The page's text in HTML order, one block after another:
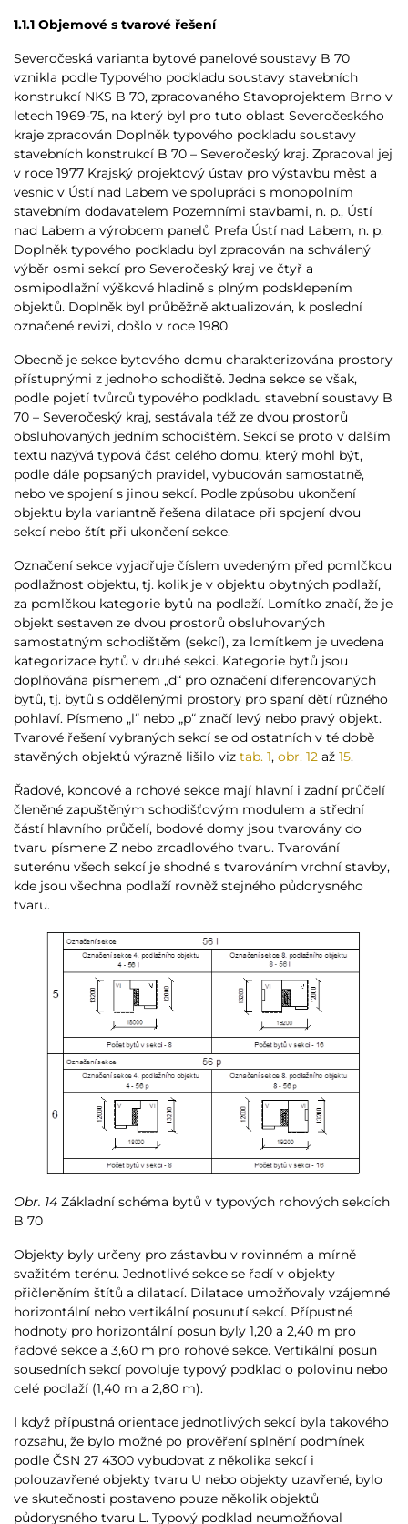
1.1.1 Objemové s tvarové řešení
Severočeská varianta bytové panelové soustavy B 70
vznikla podle Typového podkladu soustavy stavebních
konstrukcí NKS B 70, zpracovaného Stavoprojektem Brno v
letech 1969-75, na který byl pro tuto oblast Severočeského
kraje zpracován Doplněk typového podkladu soustavy
stavebních konstrukcí B 70 – Severočeský kraj. Zpracoval jej
v roce 1977 Krajský projektový ústav pro výstavbu měst a
vesnic v Ústí nad Labem ve spolupráci s monopolním
stavebním dodavatelem Pozemními stavbami, n. p., Ústí
nad Labem a výrobcem panelů Prefa Ústí nad Labem, n. p.
Doplněk typového podkladu byl zpracován na schválený
výběr osmi sekcí pro Severočeský kraj ve čtyř a
osmipodlažní výškové hladině s plným podsklepením
objektů. Doplněk byl průběžně aktualizován, k poslední
označené revizi, došlo v roce 1980.
Obecně je sekce bytového domu charakterizována prostory
přístupnými z jednoho schodiště. Jedna sekce se však,
podle pojetí tvůrců typového podkladu stavební soustavy B
70 – Severočeský kraj, sestávala též ze dvou prostorů
obsluhovaných jedním schodištěm. Sekcí se proto v dalším
textu nazývá typová část celého domu, který mohl být,
podle dále popsaných pravidel, vybudován samostatně,
nebo ve spojení s jinou sekcí. Podle způsobu ukončení
objektu byla variantně řešena dilatace při spojení dvou
sekcí nebo štít při ukončení sekce.
Označení sekce vyjadřuje číslem uvedeným před pomlčkou
podlažnost objektu, tj. kolik je v objektu obytných podlaží,
za pomlčkou kategorie bytů na podlaží. Lomítko značí, že je
objekt sestaven ze dvou prostorů obsluhovaných
samostatným schodištěm (sekcí), za lomítkem je uvedena
kategorizace bytů v druhé sekci. Kategorie bytů jsou
doplňována písmenem „d“ pro označení diferencovaných
bytů, tj. bytů s oddělenými prostory pro spaní dětí různého
pohlaví. Písmeno „l“ nebo „p“ značí levý nebo pravý objekt.
Tvarové řešení vybraných sekcí se od ostatních v té době
stavěných objektů výrazně lišilo viz tab. 1, obr. 12 až 15.
Řadové, koncové a rohové sekce mají hlavní i zadní průčelí
členěné zapuštěným schodišťovým modulem a střední
částí hlavního průčelí, bodové domy jsou tvarovány do
tvaru písmene Z nebo zrcadlového tvaru. Tvarování
suterénu všech sekcí je shodné s tvarováním vrchní stavby,
kde jsou všechna podlaží rovněž stejného půdorysného
tvaru.
Obr. 14 Základní schéma bytů v typových rohových sekcích
B 70
Objekty byly určeny pro zástavbu v rovinném a mírně
svažitém terénu. Jednotlivé sekce se řadí v objekty
přičleněním štítů a dilatací. Dilatace umožňovaly vzájemné
horizontální nebo vertikální posunutí sekcí. Přípustné
hodnoty pro horizontální posun byly 1,20 a 2,40 m pro
řadové sekce a 3,60 m pro rohové sekce. Vertikální posun
sousedních sekcí povoluje typový podklad o polovinu nebo
celé podlaží (1,40 m a 2,80 m).
I když přípustná orientace jednotlivých sekcí byla takového
rozsahu, že bylo možné po prověření splnění podmínek
podle ČSN 27 4300 vybudovat z několika sekcí i
polouzavřené objekty tvaru U nebo objekty uzavřené, bylo
ve skutečnosti postaveno pouze několik objektů
půdorysného tvaru L. Typový podklad neumožňoval